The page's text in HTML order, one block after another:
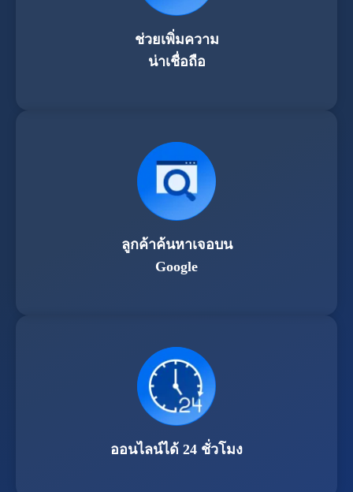
ช่วยเพิ่มความ
น่าเชื่อถือ
ลูกค้าค้นหาเจอบน
Google
ออนไลน์ได้ 24 ชั่วโมง